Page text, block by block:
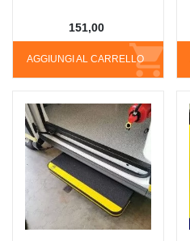
AGGIUNGI AL CARRELLO
151,00